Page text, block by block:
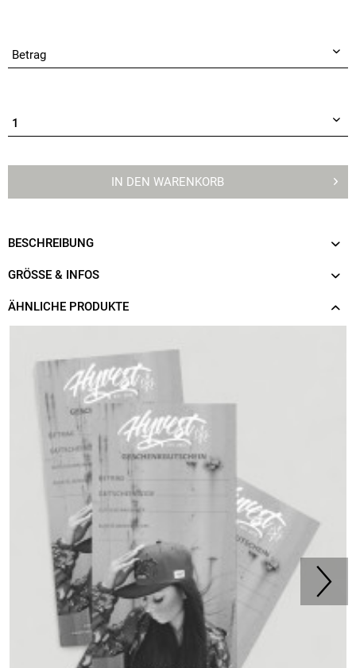
IN DEN WARENKORB
BESCHREIBUNG
GRÖSSE & INFOS
ÄHNLICHE PRODUKTE